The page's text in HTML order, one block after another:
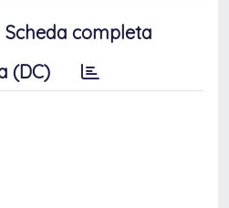
Scheda completa
(DC)